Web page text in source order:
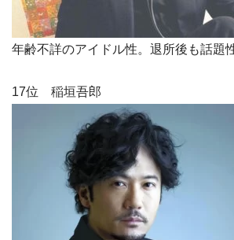
年齢不詳のアイドル性。退所後も話題
17位 稲垣吾郎